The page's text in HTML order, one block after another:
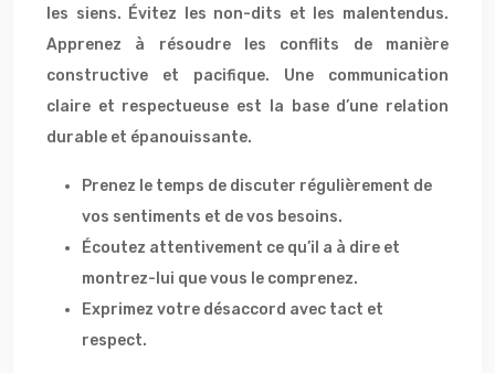
les siens. Évitez les non-dits et les malentendus.
Apprenez à résoudre les conflits de manière
constructive et pacifique. Une communication
claire et respectueuse est la base d’une relation
durable et épanouissante.
Prenez le temps de discuter régulièrement de
vos sentiments et de vos besoins.
Écoutez attentivement ce qu’il a à dire et
montrez-lui que vous le comprenez.
Exprimez votre désaccord avec tact et
respect.